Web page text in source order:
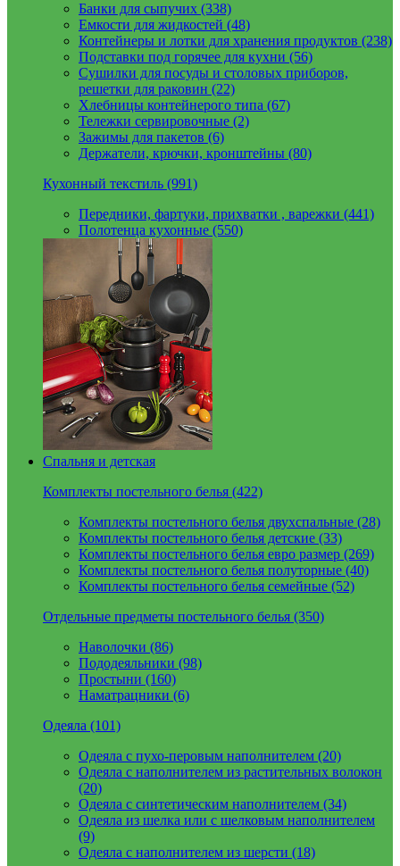
Банки для сыпучих (338)
Емкости для жидкостей (48)
Контейнеры и лотки для хранения продуктов (238)
Подставки под горячее для кухни (56)
Сушилки для посуды и столовых приборов,
решетки для раковин (22)
Хлебницы контейнерого типа (67)
Тележки сервировочные (2)
Зажимы для пакетов (6)
Держатели, крючки, кронштейны (80)
Кухонный текстиль (991)
Передники, фартуки, прихватки , варежки (441)
Полотенца кухонные (550)
Спальня и детская
Комплекты постельного белья (422)
Комплекты постельного белья двухспальные (28)
Комплекты постельного белья детские (33)
Комплекты постельного белья евро размер (269)
Комплекты постельного белья полуторные (40)
Комплекты постельного белья семейные (52)
Отдельные предметы постельного белья (350)
Наволочки (86)
Пододеяльники (98)
Простыни (160)
Наматрацники (6)
Одеяла (101)
Одеяла с пухо-перовым наполнителем (20)
Одеяла с наполнителем из растительных волокон
(20)
Одеяла с синтетическим наполнителем (34)
Одеяла из шелка или с шелковым наполнителем
(9)
Одеяла с наполнителем из шерсти (18)